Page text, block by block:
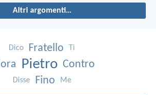
Altri argomenti…
Dico Fratello Ti
Pietro Contro
Disse Fino Me